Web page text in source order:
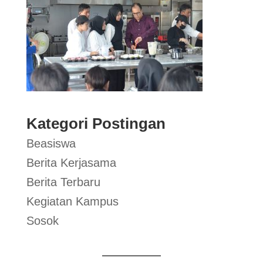
Kategori Postingan
Beasiswa
Berita Kerjasama
Berita Terbaru
Kegiatan Kampus
Sosok